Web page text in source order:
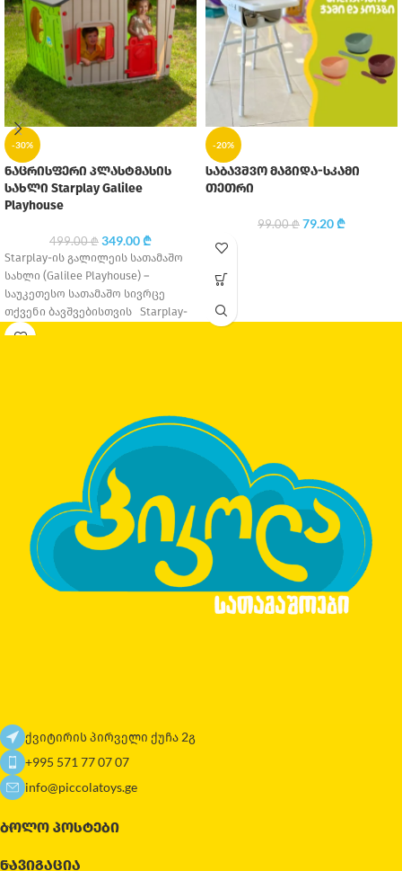
-30%
ნაცრისფერი პლასტმასის
სახლი Starplay Galilee
Playhouse
499.00₾ 349.00₾
Starplay-ის გალილეის სათამაშო
სახლი (Galilee Playhouse) –
საუკეთესო სათამაშო სივრცე
თქვენი ბავშვებისთვის Starplay-
ის გალილეის სათამაშო სახლი
-20%
საბავშვო მაგიდა-სკამი
თეთრი
99.00₾ 79.20₾
ქვიტირის პირველი ქუჩა 2გ
+995 571 77 07 07
info@piccolatoys.ge
ᲑᲝᲚᲝ ᲞᲝᲡᲢᲔᲑᲘ
ᲜᲐᲕᲘᲒᲐᲪᲘᲐ